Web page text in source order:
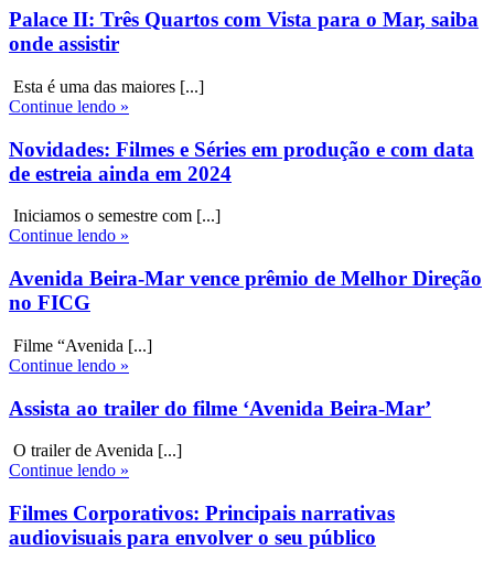
Palace II: Três Quartos com Vista para o Mar, saiba
onde assistir
Esta é uma das maiores [...]
Continue lendo »
Novidades: Filmes e Séries em produção e com data
de estreia ainda em 2024
Iniciamos o semestre com [...]
Continue lendo »
Avenida Beira-Mar vence prêmio de Melhor Direção
no FICG
Filme “Avenida [...]
Continue lendo »
Assista ao trailer do filme ‘Avenida Beira-Mar’
O trailer de Avenida [...]
Continue lendo »
Filmes Corporativos: Principais narrativas
audiovisuais para envolver o seu público